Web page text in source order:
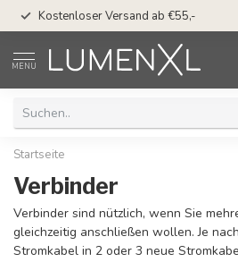
Kostenloser Versand ab €55,-
MENU
Startseite
Verbinder
Verbinder sind nützlich, wenn Sie
gleichzeitig anschließen wollen. Je
Stromkabel in 2 oder 3 neue